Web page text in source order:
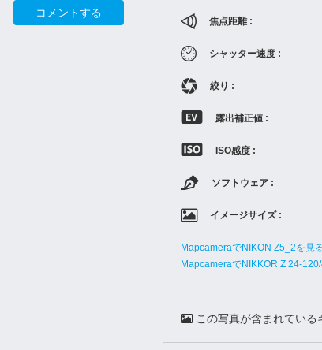
コメントする
焦点距離 :
シャッター速度 :
絞り :
露出補正値 :
ISO感度 :
ソフトウェア :
イメージサイズ :
MapcameraでNIKON Z5_2を見
MapcameraでNIKKOR Z 24-
この写真が含まれている